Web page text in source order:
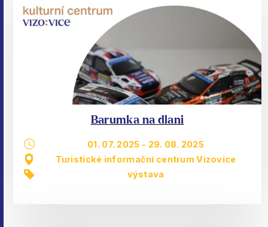
Barumka na dlani
01. 07. 2025 - 29. 08. 2025
Turistické informační centrum Vizovice
výstava